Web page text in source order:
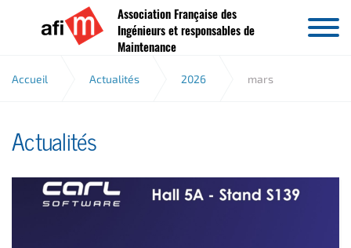
Aller au contenu
Association Française des
Ingénieurs et responsables de
Maintenance
Accueil Actualités 2026 mars
Actualités